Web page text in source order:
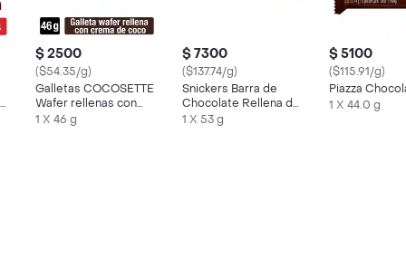
$ 2500
($54.35/g)
Galletas COCOSETTE
Wafer rellenas con
crema de coco x 46g
1 X 46 g
$ 7300
($137.74/g)
Snickers Barra de
Chocolate Rellena de
Caramelo
1 X 53 g
$ 5100
($115.91/g)
Piazza
1 X 44.0 g